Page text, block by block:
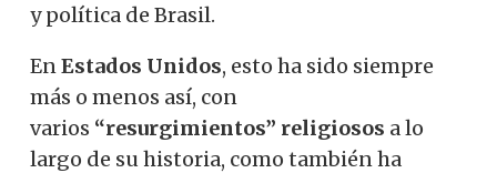
y política de Brasil.
EnEstados Unidos, esto ha sido siempre
más o menos así, con
varios “resurgimientos” religiosos a lo
largo de su historia, como también ha